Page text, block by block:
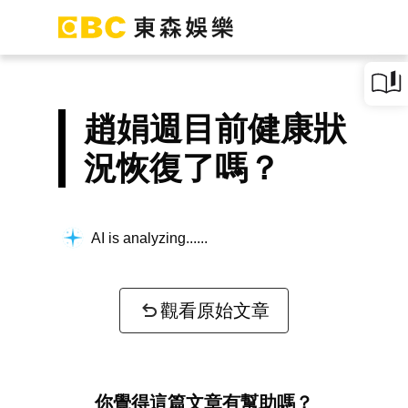
趙娟週目前健康狀
況恢復了嗎？
AI is analyzing...
觀看原始文章
你覺得這篇文章有幫助嗎？